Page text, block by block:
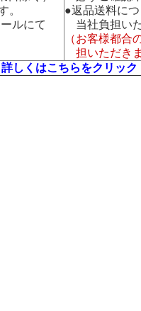
。
ルにて
●返品送料に
当社負担い
（お客様都合
担いただき
詳しくはこちらをクリック